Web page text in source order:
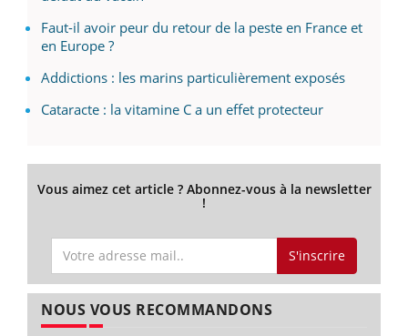
Faut-il avoir peur du retour de la peste en France et
en Europe ?
Addictions : les marins particulièrement exposés
Cataracte : la vitamine C a un effet protecteur
Vous aimez cet article ? Abonnez-vous à la newsletter
!
S'inscrire
NOUS VOUS RECOMMANDONS